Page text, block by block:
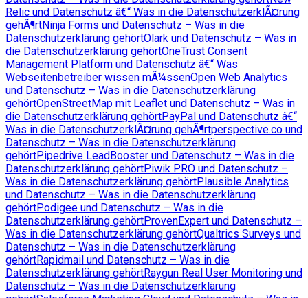
Relic und Datenschutz â€“ Was in die DatenschutzerklÃ¤rung
gehÃ¶rtNinja Forms und Datenschutz – Was in die
Datenschutzerklärung gehörtOlark und Datenschutz – Was in
die Datenschutzerklärung gehörtOneTrust Consent
Management Platform und Datenschutz â€“ Was
Webseitenbetreiber wissen mÃ¼ssenOpen Web Analytics
und Datenschutz – Was in die Datenschutzerklärung
gehörtOpenStreetMap mit Leaflet und Datenschutz – Was in
die Datenschutzerklärung gehörtPayPal und Datenschutz â€“
Was in die DatenschutzerklÃ¤rung gehÃ¶rtperspective.co und
Datenschutz – Was in die Datenschutzerklärung
gehörtPipedrive LeadBooster und Datenschutz – Was in die
Datenschutzerklärung gehörtPiwik PRO und Datenschutz –
Was in die Datenschutzerklärung gehörtPlausible Analytics
und Datenschutz – Was in die Datenschutzerklärung
gehörtPodigee und Datenschutz – Was in die
Datenschutzerklärung gehörtProvenExpert und Datenschutz –
Was in die Datenschutzerklärung gehörtQualtrics Surveys und
Datenschutz – Was in die Datenschutzerklärung
gehörtRapidmail und Datenschutz – Was in die
Datenschutzerklärung gehörtRaygun Real User Monitoring und
Datenschutz – Was in die Datenschutzerklärung